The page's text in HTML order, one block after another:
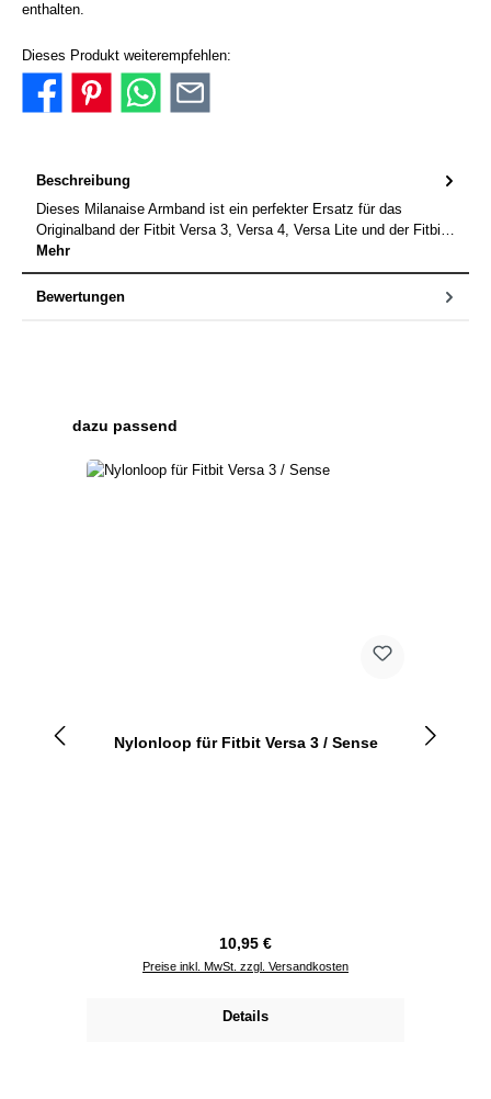
enthalten.
Dieses Produkt weiterempfehlen:
Beschreibung
Dieses Milanaise Armband ist ein perfekter Ersatz für das
Originalband der Fitbit Versa 3, Versa 4, Versa Lite und der Fitbi…
Mehr
Bewertungen
Produktgalerie überspringen
dazu passend
Nylonloop für Fitbit Versa 3 / Sense
Regulärer Preis:
10,95 €
Preise inkl. MwSt. zzgl. Versandkosten
Details